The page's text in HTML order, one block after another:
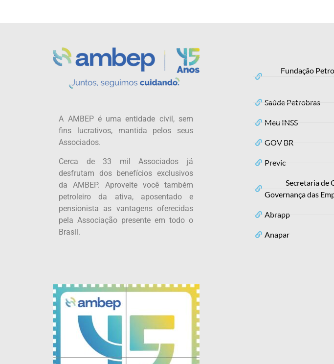
A AMBEP é uma entidade civil, sem
fins lucrativos, mantida pelos seus
Associados.
Cerca de 33 mil Associados já
desfrutam dos benefícios exclusivos
da AMBEP. Aproveite você também
petroleiro da ativa, aposentado e
pensionista as vantagens oferecidas
pela Associação presente em todo o
Brasil.
Fundação
Saúde Petrobras
Meu INSS
GOV BR
Previc
Secretaria de
Governança das
Abrapp
Anapar